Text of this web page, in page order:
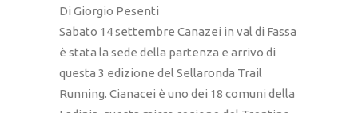
Di Giorgio Pesenti
Sabato 14 settembre Canazei in val di Fassa
è stata la sede della partenza e arrivo di
questa 3 edizione del Sellaronda Trail
Running. Cianacei è uno dei 18 comuni della